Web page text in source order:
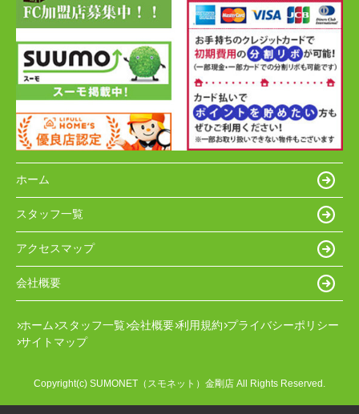
ホーム
スタッフ一覧
アクセスマップ
会社概要
ホーム スタッフ一覧 会社概要 利用規約 プライバシーポリシー
サイトマップ
Copyright(c) SUMONET（スモネット）金剛店 All Rights Reserved.